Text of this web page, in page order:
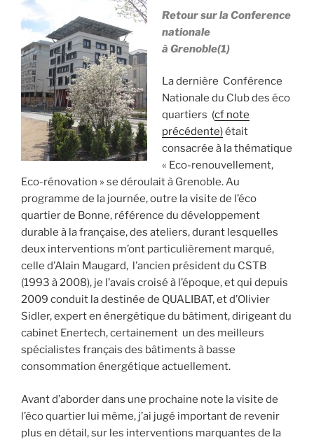
Retour sur la Conference
nationale
à Grenoble(1)
La dernière Conférence
Nationale du Club des éco
quartiers (cf note
précédente)était
consacrée à la thématique
« Eco-renouvellement,
Eco-rénovation » se déroulait à Grenoble. Au
programme de la journée, outre la visite de l’éco
quartier de Bonne, référence du développement
durable à la française, des ateliers, durant lesquelles
deux interventions m’ont particulièrement marqué,
celle d’Alain Maugard, l’ancien président du CSTB
(1993 à 2008), je l’avais croisé à l’époque, et qui depuis
2009 conduit la destinée de QUALIBAT, et d’Olivier
Sidler, expert en énergétique du bâtiment, dirigeant du
cabinet Enertech, certainement un des meilleurs
spécialistes français des bâtiments à basse
consommation énergétique actuellement.
Avant d’aborder dans une prochaine note la visite de
l’éco quartier lui même, j’ai jugé important de revenir
plus en détail, sur les interventions marquantes de la